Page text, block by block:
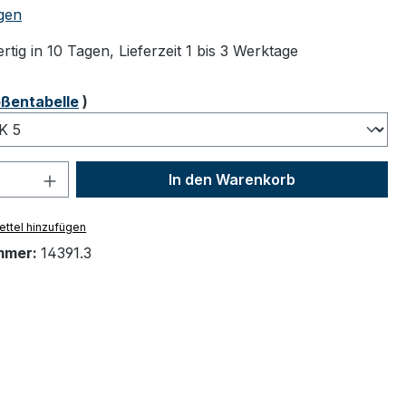
Bewertung von 4.89 von 5 Sternen
in 10 Tagen, Lieferzeit 1 bis 3 Werktage
)
Anzahl: Gib den gewünschten Wert
In den Warenkorb
hinzufügen
14391.3